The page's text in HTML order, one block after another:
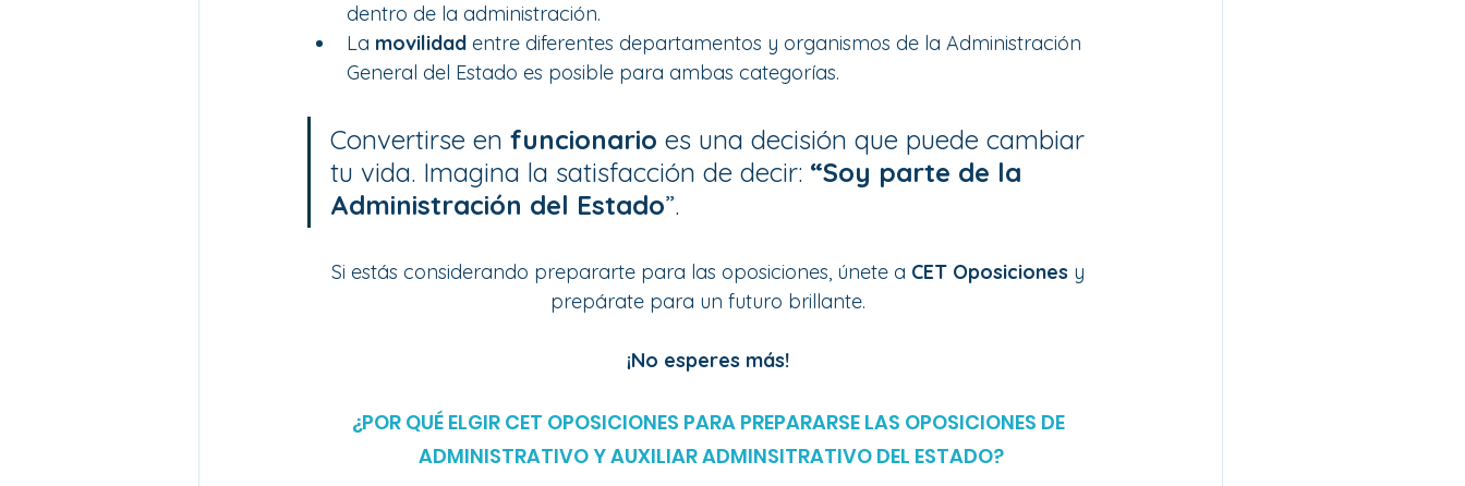
dentro de la administración.
La movilidad entre diferentes departamentos y organismos de la Administración
General del Estado es posible para ambas categorías.
Convertirse en funcionario es una decisión que puede cambiar
tu vida. Imagina la satisfacción de decir: “Soy parte de la
Administración del Estado”.
Si estás considerando prepararte para las oposiciones, únete a CET Oposiciones y
prepárate para un futuro brillante.
¡No esperes más!
¿POR QUÉ ELGIR CET OPOSICIONES PARA PREPARARSE LAS OPOSICIONES DE
ADMINISTRATIVO Y AUXILIAR ADMINSITRATIVO DEL ESTADO?